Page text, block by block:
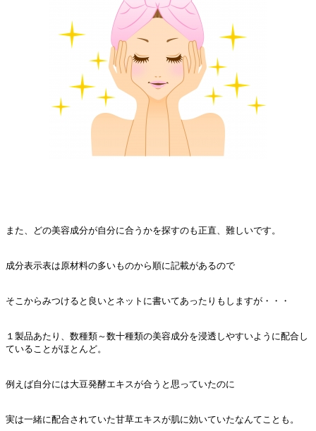
また、どの美容成分が自分に合うかを探すのも正直、難しいです。
成分表示表は原材料の多いものから順に記載があるので
そこからみつけると良いとネットに書いてあったりもしますが・・・
１製品あたり、数種類～数十種類の美容成分を浸透しやすいように配合し
ていることがほとんど。
例えば自分には大豆発酵エキスが合うと思っていたのに
実は一緒に配合されていた甘草エキスが肌に効いていたなんてことも。